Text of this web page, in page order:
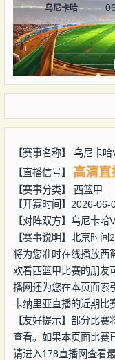
乌尼卡哈
【赛事名称】 乌尼卡哈
【直播信号】
高清直
【赛事分类】 西篮甲
【开赛时间】2026-
【对阵双方】 乌尼卡哈
【赛事说明】北京时
将为您准时在线播放西
欢看西篮甲比赛的朋友
播网还为您在本页面索
卡纳里亚直播的近期比
【友好提示】部分比
查看。如果本页面比赛
请进入178直播网查看